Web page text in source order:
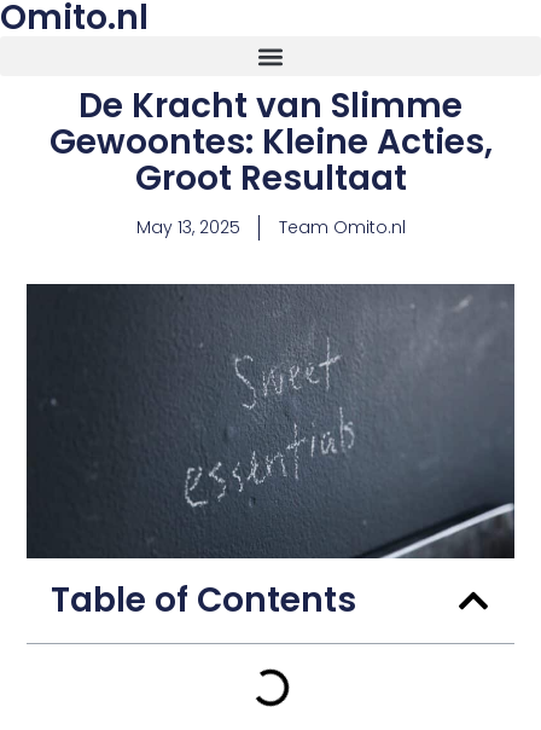
Omito.nl
De Kracht van Slimme
Gewoontes: Kleine Acties,
Groot Resultaat
May 13, 2025 Team Omito.nl
Table of Contents